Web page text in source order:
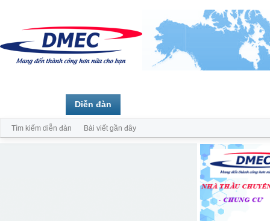
Diễn đàn
Tìm kiếm diễn đàn Bài viết gần đây